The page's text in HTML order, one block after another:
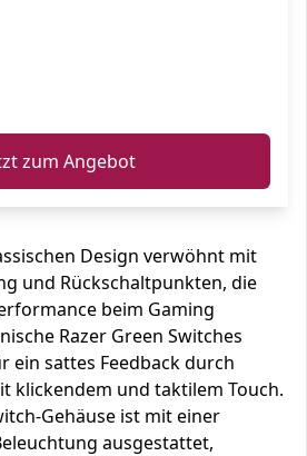
zum Angebot
Design verwöhnt mit
und Rückschaltpunkten, die
beim Gaming
Razer Green Switches
ein sattes Feedback durch
klickendem und taktilem Touch.
Gehäuse ist mit einer
ausgestattet,